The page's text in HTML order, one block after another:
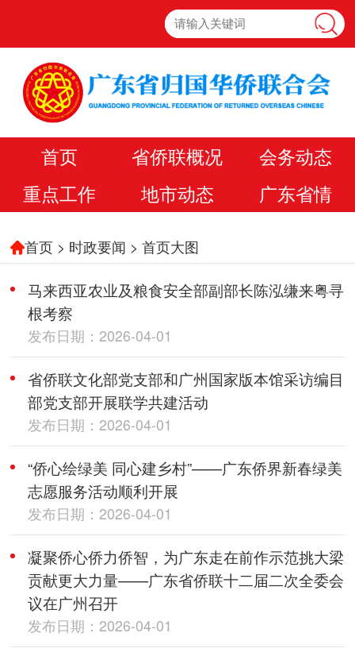
首页 省侨联概况
会务动态
重点工作
地市动态 广东省情
首页 > 时政要闻 >首页大图
马来西亚农业及粮食安全部副部长陈泓缣来粤寻
根考察
发布日期：2026-04-01
省侨联文化部党支部和广州国家版本馆采访编目
部党支部开展联学共建活动
发布日期：2026-04-01
“侨心绘绿美 同心建乡村”——广东侨界新春绿美
志愿服务活动顺利开展
发布日期：2026-04-01
凝聚侨心侨力侨智，为广东走在前作示范挑大梁
贡献更大力量——广东省侨联十二届二次全委会
议在广州召开
发布日期：2026-04-01